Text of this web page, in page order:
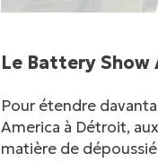
Le Battery Show
Pour étendre
America à Détroit,
matière de